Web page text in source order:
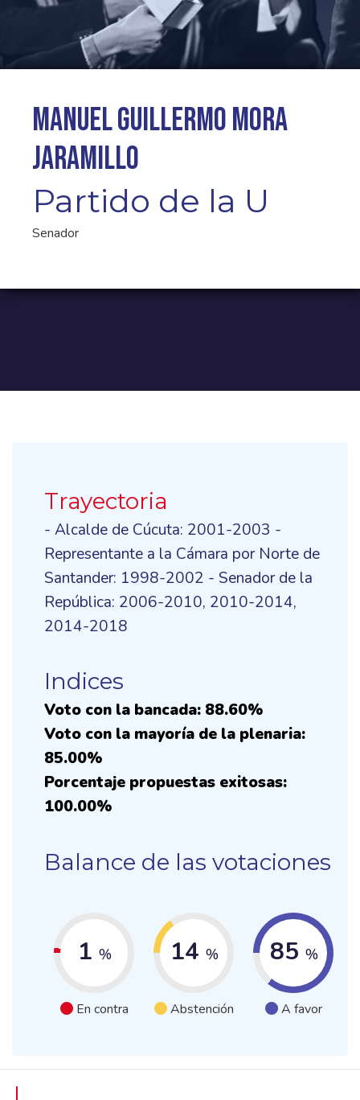
Manuel Guillermo Mora
Jaramillo
Partido de la U
Senador
Trayectoria
- Alcalde de Cúcuta: 2001-2003 -
Representante a la Cámara por Norte de
Santander: 1998-2002 - Senador de la
República: 2006-2010, 2010-2014,
2014-2018
Indices
Voto con la bancada: 88.60%
Voto con la mayoría de la plenaria:
85.00%
Porcentaje propuestas exitosas:
100.00%
Balance de las votaciones
1 %
En contra
14 %
Abstención
85 %
A favor